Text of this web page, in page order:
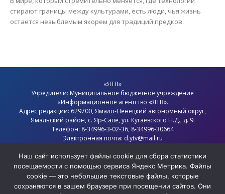
стирают границы между культурами, есть люди, чья жизнь
остаётся незыблемым якорем для традиций предков.
«ЯТВ»
Учредители: Муниципальное бюджетное учреждение
«Информационное агентство «ЯТВ».
Адрес редакции: 629700, Ямало-Ненецкий автономный округ,
Ямальский район, с. Яр-Сале, ул. Кугаевского Н.Д., д. 9.
Телефон: 8-34996-3-02-36, 8-34996-30664
Электронная почта: d.ytv@mail.ru
Политика конфиденциальности
Наш сайт использует файлы cookie для сбора статистики
посещаемости с помощью сервиса Яндекс Метрика. Файлы
cookie — это небольшие текстовые файлы, которые
сохраняются в вашем браузере при посещении сайтов. Они